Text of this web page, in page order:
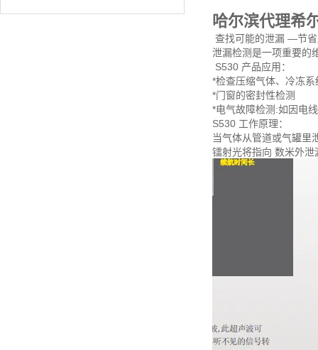
哈尔滨代理希
查找可能的泄漏 —节省
泄漏检测是一项重要的
S530 产品应用：
*检查压缩气体、冷冻
*门窗的密封性检测
*电气故障检测:如因电
S530 工作原理：
当气体从管道或气罐里
镭射光将指向 数米外